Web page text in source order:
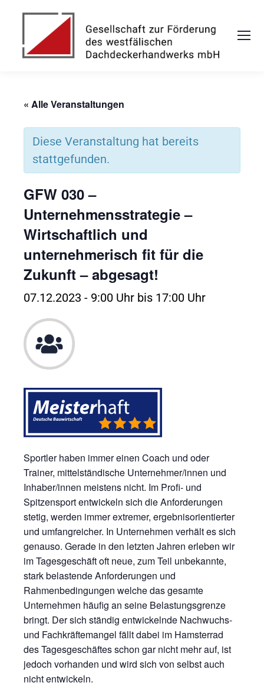
« Alle Veranstaltungen
Diese Veranstaltung hat bereits
stattgefunden.
GFW 030 –
Unternehmensstrategie –
Wirtschaftlich und
unternehmerisch fit für die
Zukunft – abgesagt!
07.12.2023 - 9:00 Uhr bis 17:00 Uhr
Sportler haben immer einen Coach und oder
Trainer, mittelständische Unternehmer/innen und
Inhaber/innen meistens nicht. Im Profi- und
Spitzensport entwickeln sich die Anforderungen
stetig, werden immer extremer, ergebnisorientierter
und umfangreicher. In Unternehmen verhält es sich
genauso. Gerade in den letzten Jahren erleben wir
im Tagesgeschäft oft neue, zum Teil unbekannte,
stark belastende Anforderungen und
Rahmenbedingungen welche das gesamte
Unternehmen häufig an seine Belastungsgrenze
bringt. Der sich ständig entwickelnde Nachwuchs-
und Fachkräftemangel fällt dabei im Hamsterrad
des Tagesgeschäftes schon gar nicht mehr auf, ist
jedoch vorhanden und wird sich von selbst auch
nicht entwickeln.